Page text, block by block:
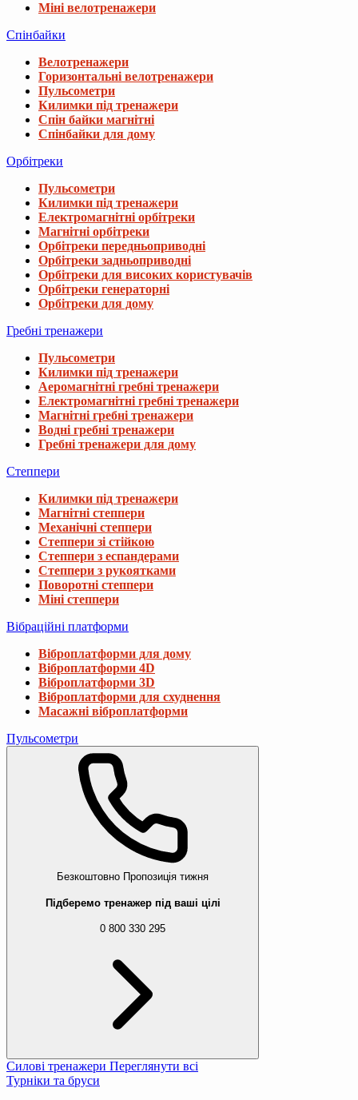
Міні велотренажери
Спінбайки
Велотренажери
Горизонтальні велотренажери
Пульсометри
Килимки під тренажери
Спін байки магнітні
Спінбайки для дому
Орбітреки
Пульсометри
Килимки під тренажери
Електромагнітні орбітреки
Магнітні орбітреки
Орбітреки передньоприводні
Орбітреки задньоприводні
Орбітреки для високих користувачів
Орбітреки генераторні
Орбітреки для дому
Гребні тренажери
Пульсометри
Килимки під тренажери
Аеромагнітні гребні тренажери
Електромагнітні гребні тренажери
Магнітні гребні тренажери
Водні гребні тренажери
Гребні тренажери для дому
Степпери
Килимки під тренажери
Магнітні степпери
Механічні степпери
Степпери зі стійкою
Степпери з еспандерами
Степпери з рукоятками
Поворотні степпери
Міні степпери
Вібраційні платформи
Віброплатформи для дому
Віброплатформи 4D
Віброплатформи 3D
Віброплатформи для схуднення
Масажні віброплатформи
Пульсометри
Безкоштовно Пропозиція тижня
Підберемо тренажер під ваші цілі
0 800 330 295
Силові тренажери Переглянути всі
Турніки та бруси